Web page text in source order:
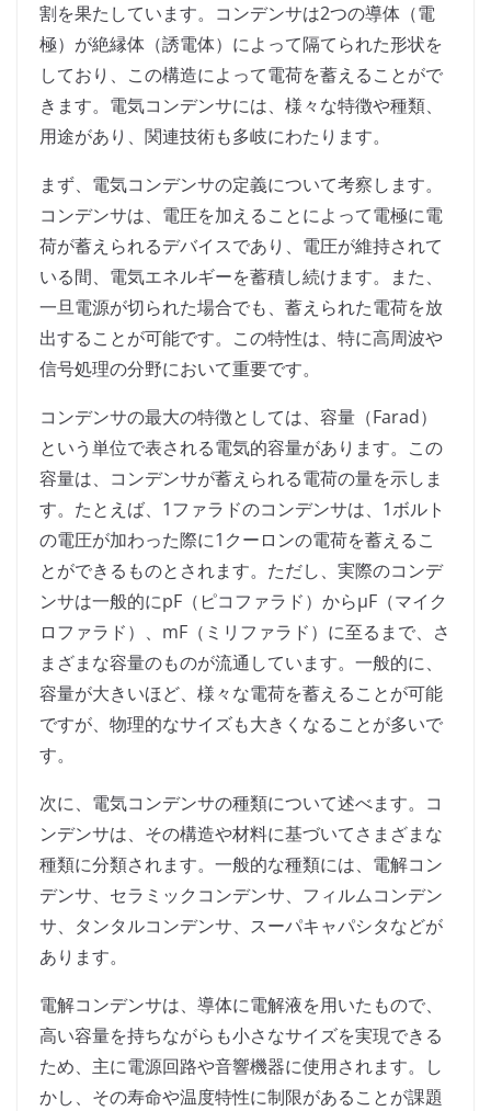
割を果たしています。コンデンサは2つの導体（電
極）が絶縁体（誘電体）によって隔てられた形状を
しており、この構造によって電荷を蓄えることがで
きます。電気コンデンサには、様々な特徴や種類、
用途があり、関連技術も多岐にわたります。
まず、電気コンデンサの定義について考察します。
コンデンサは、電圧を加えることによって電極に電
荷が蓄えられるデバイスであり、電圧が維持されて
いる間、電気エネルギーを蓄積し続けます。また、
一旦電源が切られた場合でも、蓄えられた電荷を放
出することが可能です。この特性は、特に高周波や
信号処理の分野において重要です。
コンデンサの最大の特徴としては、容量（Farad）
という単位で表される電気的容量があります。この
容量は、コンデンサが蓄えられる電荷の量を示しま
す。たとえば、1ファラドのコンデンサは、1ボルト
の電圧が加わった際に1クーロンの電荷を蓄えるこ
とができるものとされます。ただし、実際のコンデ
ンサは一般的にpF（ピコファラド）からμF（マイク
ロファラド）、mF（ミリファラド）に至るまで、さ
まざまな容量のものが流通しています。一般的に、
容量が大きいほど、様々な電荷を蓄えることが可能
ですが、物理的なサイズも大きくなることが多いで
す。
次に、電気コンデンサの種類について述べます。コ
ンデンサは、その構造や材料に基づいてさまざまな
種類に分類されます。一般的な種類には、電解コン
デンサ、セラミックコンデンサ、フィルムコンデン
サ、タンタルコンデンサ、スーパキャパシタなどが
あります。
電解コンデンサは、導体に電解液を用いたもので、
高い容量を持ちながらも小さなサイズを実現できる
ため、主に電源回路や音響機器に使用されます。し
かし、その寿命や温度特性に制限があることが課題